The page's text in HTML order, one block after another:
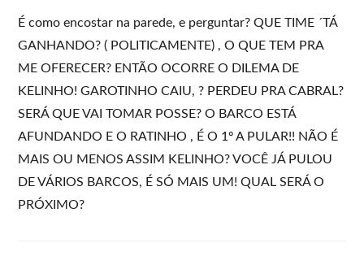
É como encostar na parede, e perguntar? QUE TIME ´TÁ
GANHANDO? ( POLITICAMENTE) , O QUE TEM PRA
ME OFERECER? ENTÃO OCORRE O DILEMA DE
KELINHO! GAROTINHO CAIU, ? PERDEU PRA CABRAL?
SERÁ QUE VAI TOMAR POSSE? O BARCO ESTÁ
AFUNDANDO E O RATINHO , É O 1º A PULAR!! NÃO É
MAIS OU MENOS ASSIM KELINHO? VOCÊ JÁ PULOU
DE VÁRIOS BARCOS, É SÓ MAIS UM! QUAL SERÁ O
PRÓXIMO?